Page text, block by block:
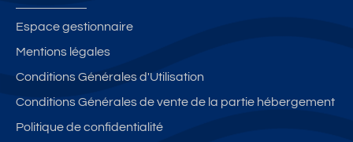
Espace gestionnaire
Mentions légales
Conditions Générales d'Utilisation
Conditions Générales de vente de la partie hébergement
Politique de confidentialité